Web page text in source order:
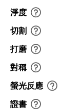
淨度
切割
打磨
對稱
螢光反應
證書